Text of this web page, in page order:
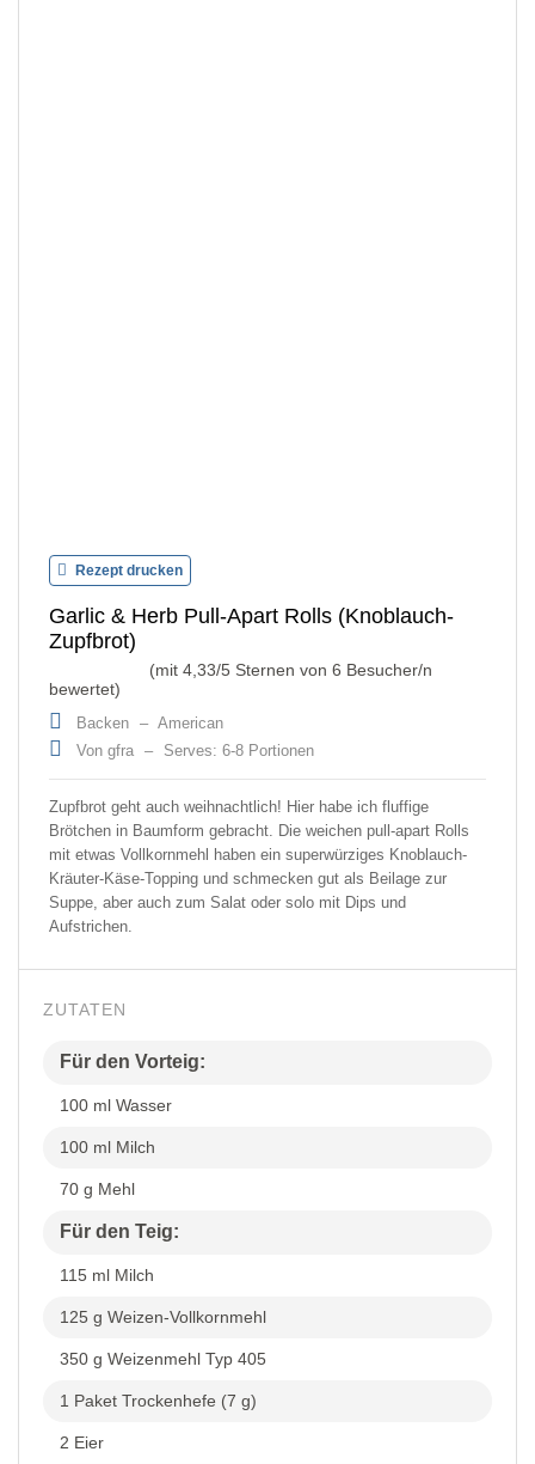
Rezept drucken
Garlic & Herb Pull-Apart Rolls (Knoblauch-
Zupfbrot)
(mit 4,33/5 Sternen von 6 Besucher/n
bewertet)
Backen – American
Von gfra – Serves: 6-8 Portionen
Zupfbrot geht auch weihnachtlich! Hier habe ich fluffige
Brötchen in Baumform gebracht. Die weichen pull-apart Rolls
mit etwas Vollkornmehl haben ein superwürziges Knoblauch-
Kräuter-Käse-Topping und schmecken gut als Beilage zur
Suppe, aber auch zum Salat oder solo mit Dips und
Aufstrichen.
ZUTATEN
Für den Vorteig:
100 ml Wasser
100 ml Milch
70 g Mehl
Für den Teig:
115 ml Milch
125 g Weizen-Vollkornmehl
350 g Weizenmehl Typ 405
1 Paket Trockenhefe (7 g)
2 Eier